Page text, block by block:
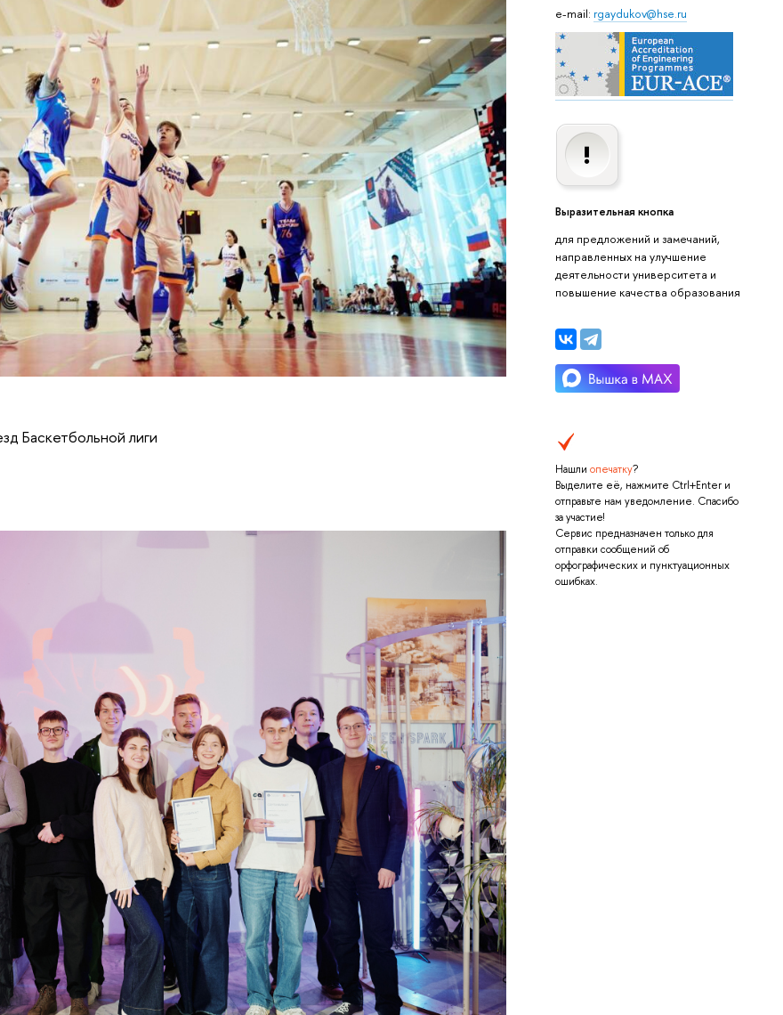
e-mail: rgaydukov@hse.ru
Выразительная кнопка
для предложений и замечаний,
направленных на улучшение
деятельности университета и
повышение качества образования
Нашли опечатку?
Выделите её, нажмите Ctrl+Enter и
отправьте нам уведомление. Спасибо
за участие!
Сервис предназначен только для
отправки сообщений об
орфографических и пунктуационных
ошибках.
Баскетбольной лиги